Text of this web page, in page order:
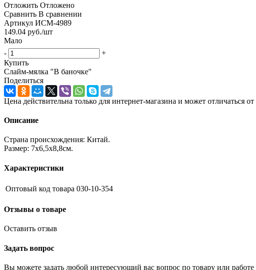
Отложить Отложено
Сравнить В сравнении
Артикул ИСМ-4989
149.04 руб./шт
Мало
-
+
Купить
Слайм-мялка "В баночке"
Поделиться
Цена действительна только для интернет-магазина и может отличаться
Описание
Страна происхождения: Китай.
Размер: 7х6,5х8,8см.
Характеристики
Оптовый код товара 030-10-354
Отзывы о товаре
Оставить отзыв
Задать вопрос
Вы можете задать любой интересующий вас вопрос по товару или работе